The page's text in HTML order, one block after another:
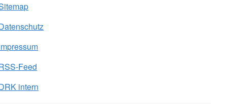
Feed
intern